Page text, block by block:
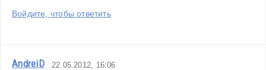
Войдите, чтобы ответить
AndreiD 22.05.2012, 16:06